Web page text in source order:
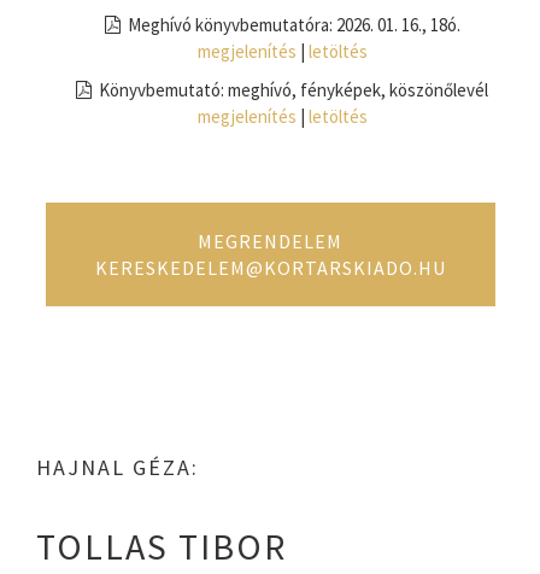
Meghívó könyvbemutatóra: 2026. 01. 16., 18ó.
megjelenítés | letöltés
Könyvbemutató: meghívó, fényképek, köszönőlevél
megjelenítés | letöltés
MEGRENDELEM
KERESKEDELEM@KORTARSKIADO.HU
HAJNAL GÉZA:
TOLLAS TIBOR